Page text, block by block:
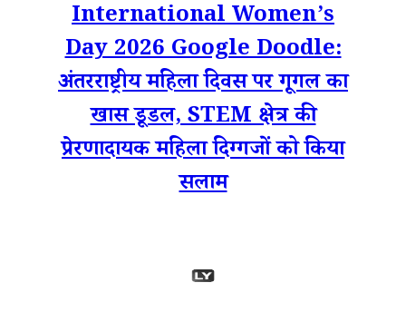
International Women’s
Day 2026 Google Doodle:
अंतरराष्ट्रीय महिला दिवस पर गूगल का
खास डूडल, STEM क्षेत्र की
प्रेरणादायक महिला दिग्गजों को किया
सलाम